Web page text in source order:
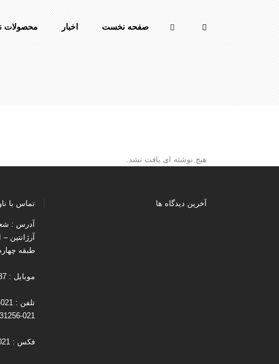
صفحه نخست اخبار محصولات
هیچ نوشته ای یافت نشد.
تماس با
آدرس :
آرژانتین
طبقه
موبایل : 09120194537
021-88731256
فکس : 021-88730131
آخرین دیدگاه ها